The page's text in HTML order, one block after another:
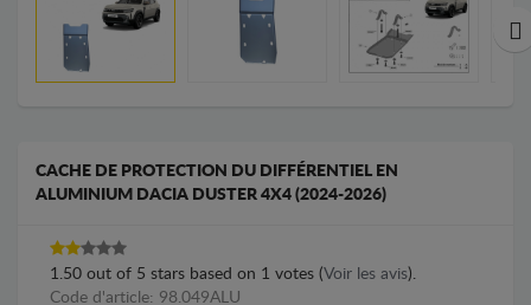
CACHE DE PROTECTION DU DIFFÉRENTIEL EN
ALUMINIUM DACIA DUSTER 4X4 (2024-2026)
1.50 out of 5 stars based on 1 votes (Voir les avis).
Code d'article: 98.049ALU